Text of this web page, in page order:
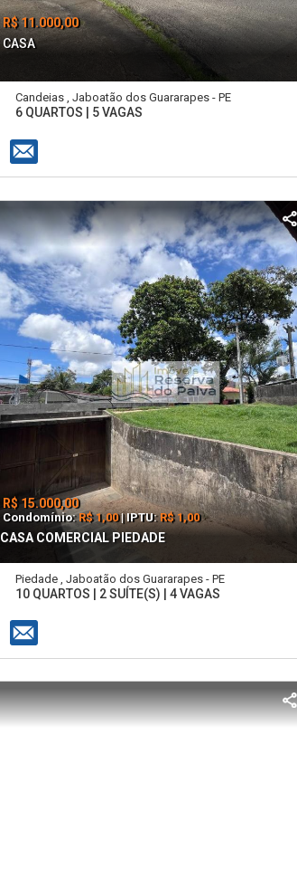
R$ 11.000,00
CASA
Candeias , Jaboatão dos Guararapes - PE
6 QUARTOS | 5 VAGAS
R$ 15.000,00
Condomínio:R$ 1,00 | IPTU:R$ 1,00
CASA COMERCIAL PIEDADE
Piedade , Jaboatão dos Guararapes - PE
10 QUARTOS | 2 SUÍTE(S) | 4 VAGAS